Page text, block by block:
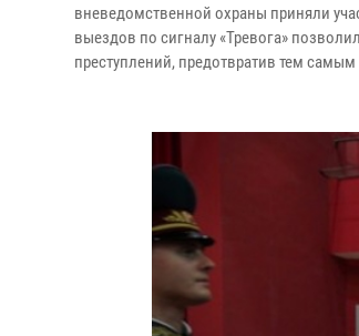
вневедомственной охраны приняли
выездов по сигналу «Тревога»
преступлений, предотвратив тем